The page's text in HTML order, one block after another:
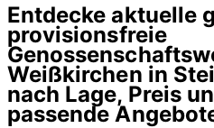
Entdecke aktuelle
provisionsfreie
Weißkirchen in
nach Lage, Preis
passende